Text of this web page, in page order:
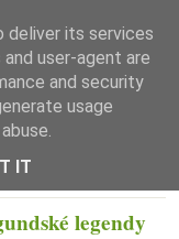
legendy
deliver its services
user-agent are
and security
usage
IT